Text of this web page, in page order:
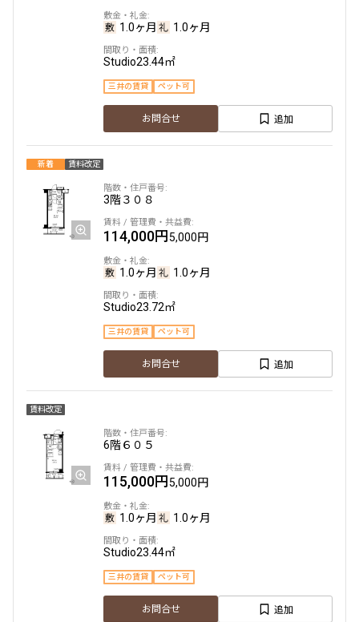
新築
3年以内
10年以内
20年以内
駅から徒歩
指定なし
1分以内
5分以内
申込無し物件のみ表示
ペット可・相談
楽器可・相談
入居可能日
建物施設やお部屋の設備、方位、階数などの絞り込みが
1.0ヶ月 1.0ヶ月
Studio23.44㎡
三井の賃貸 ペット可
お問合せ 追加
新着 賃料改定
3階３０８
114,000円5,000円
1.0ヶ月 1.0ヶ月
Studio23.72㎡
三井の賃貸 ペット可
お問合せ 追加
賃料改定
6階６０５
115,000円5,000円
1.0ヶ月 1.0ヶ月
Studio23.44㎡
三井の賃貸 ペット可
お問合せ 追加